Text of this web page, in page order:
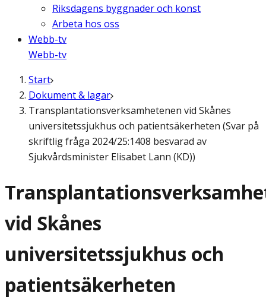
Riksdagens byggnader och konst
Arbeta hos oss
Webb-tv
Webb-tv
Start
Dokument & lagar
Transplantationsverksamhetenen vid Skånes
universitetssjukhus och patientsäkerheten (Svar på
skriftlig fråga 2024/25:1408 besvarad av
Sjukvårdsminister Elisabet Lann (KD))
vid Skånes
universitetssjukhus och
patientsäkerheten